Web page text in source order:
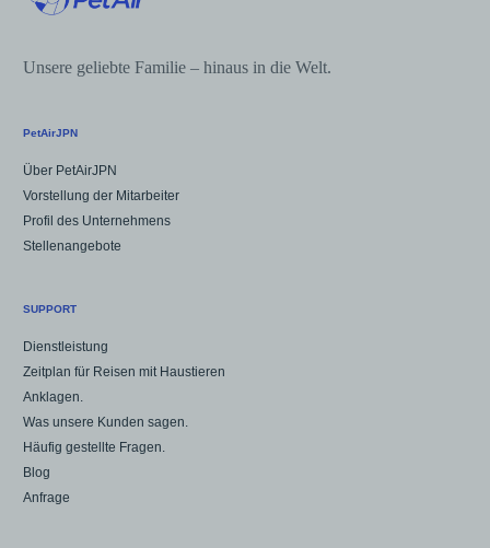
Unsere geliebte Familie – hinaus in die Welt.
PetAirJPN
Über PetAirJPN
Vorstellung der Mitarbeiter
Profil des Unternehmens
Stellenangebote
SUPPORT
Dienstleistung
Zeitplan für Reisen mit Haustieren
Anklagen.
Was unsere Kunden sagen.
Häufig gestellte Fragen.
Blog
Anfrage